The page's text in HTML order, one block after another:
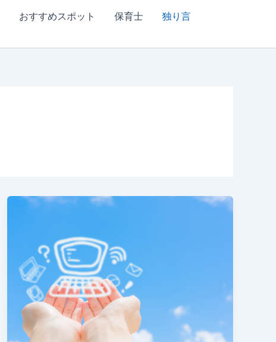
おすすめスポット 保育士
独り言